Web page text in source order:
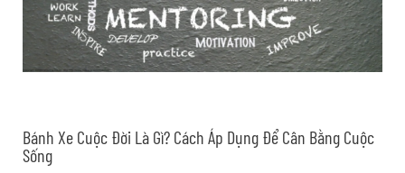
Bánh Xe Cuộc Đời Là Gì? Cách Áp Dụng Để Cân Bằng Cuộc
Sống